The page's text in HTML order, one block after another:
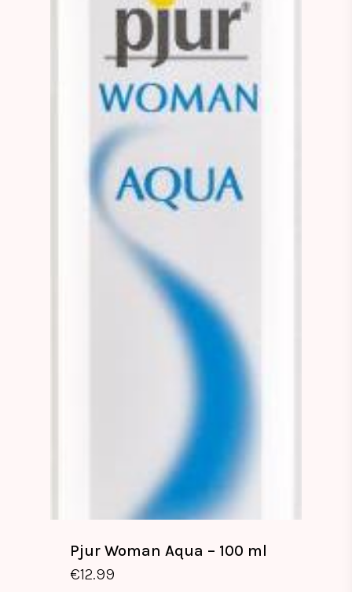
Pjur Woman Aqua – 100 ml
€12.99
€12.99